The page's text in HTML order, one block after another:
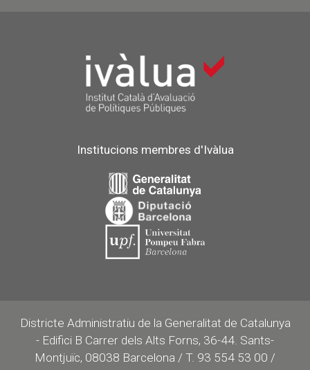
Institucions membres d'Ivàlua
Districte Administratiu de la Generalitat de Catalunya
- Edifici B Carrer dels Alts Forns, 36-44. Sants-
Montjuïc, 08038 Barcelona / T. 93 554 53 00 /